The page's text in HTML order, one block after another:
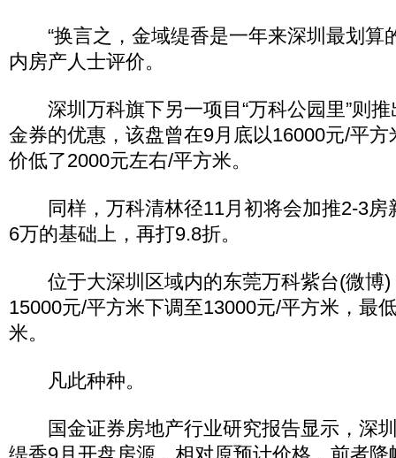
“换言之，金域缇香是一年来深圳最划算
内房产人士评价。
深圳万科旗下另一项目“万科公园里”则推
金券的优惠，该盘曾在9月底以16000元/平
价低了2000元左右/平方米。
同样，万科清林径11月初将会加推2-3房
6万的基础上，再打9.8折。
位于大深圳区域内的东莞万科紫台(微博)
15000元/平方米下调至13000元/平方米，最
米。
凡此种种。
国金证券房地产行业研究报告显示，深